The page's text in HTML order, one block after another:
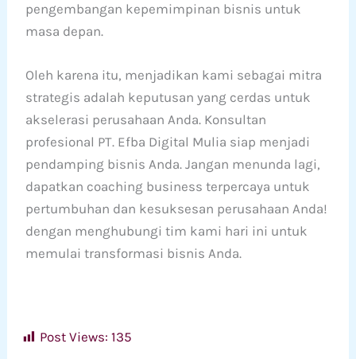
pengembangan kepemimpinan bisnis untuk
masa depan.
Oleh karena itu, menjadikan kami sebagai mitra
strategis adalah keputusan yang cerdas untuk
akselerasi perusahaan Anda. Konsultan
profesional PT. Efba Digital Mulia siap menjadi
pendamping bisnis Anda. Jangan menunda lagi,
dapatkan coaching business terpercaya untuk
pertumbuhan dan kesuksesan perusahaan Anda!
dengan menghubungi tim kami hari ini untuk
memulai transformasi bisnis Anda.
Post Views: 135